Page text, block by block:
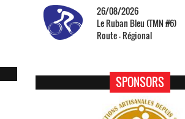
26/08/2026
Le Ruban Bleu (TMN #6)
Route - Régional
SPONSORS